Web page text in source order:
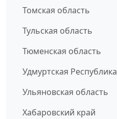
Томская область
Тульская область
Тюменская область
Удмуртская Республика
Ульяновская область
Хабаровский край